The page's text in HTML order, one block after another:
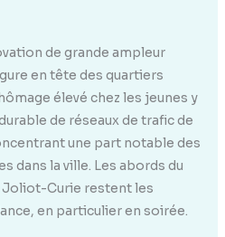
de grande ampleur
en tête des quartiers
élevé chez les jeunes y
de réseaux de trafic de
une part notable des
dans la ville. Les abords du
Curie restent les
en particulier en soirée.